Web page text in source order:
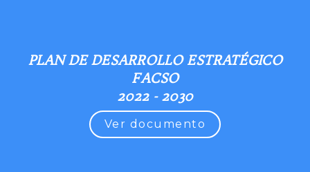
PLAN DE DESARROLLO ESTRATÉGICO
FACSO
2022 - 2030
Ver documento